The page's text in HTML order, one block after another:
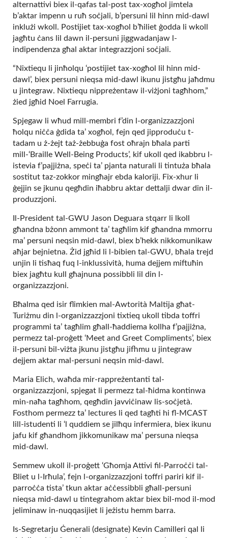
alternattivi biex il-qafas tal-post tax-xogħol jimtela
b’aktar impenn u ruħ soċjali, b’persuni lil hinn mid-dawl
inklużi wkoll. Postijiet tax-xogħol b’ħiliet ġodda li wkoll
jagħtu ċans lil dawn il-persuni jiggwadanjaw l-
indipendenza għal aktar integrazzjoni soċjali.
“Nixtiequ li jinħolqu ‘postijiet tax-xogħol lil hinn mid-
dawl’, biex persuni nieqsa mid-dawl ikunu jistgħu jaħdmu
u jintegraw. Nixtiequ nippreżentaw il-viżjoni tagħhom,”
żied jgħid Noel Farrugia.
Spjegaw li wħud mill-membri f’din l-organizzazzjoni
ħolqu niċċa ġdida ta’ xogħol, fejn qed jipproduċu t-
tadam u ż-żejt taż-żebbuġa fost oħrajn bħala parti
mill-‘Braille Well-Being Products’, kif ukoll qed ikabbru l-
istevia f’pajjiżna, speċi ta’ pjanta naturali li tintuża bħala
sostitut taz-zokkor mingħajr ebda kaloriji. Fix-xhur li
ġejjin se jkunu qegħdin iħabbru aktar dettalji dwar din il-
produzzjoni.
Il-President tal-GWU Jason Deguara stqarr li lkoll
għandna bżonn ammont ta’ tagħlim kif għandna mmorru
ma’ persuni neqsin mid-dawl, biex b’hekk nikkomunikaw
aħjar bejnietna. Żid jgħid li l-bibien tal-GWU, bħala trejd
unjin li tisħaq fuq l-inklussività, huma dejjem miftuħin
biex jagħtu kull għajnuna possibbli lil din l-
organizzazzjoni.
Bħalma qed isir flimkien mal-Awtorità Maltija għat-
Turiżmu din l-organizzazzjoni tixtieq ukoll tibda toffri
programmi ta’ tagħlim għall-ħaddiema kollha f’pajjiżna,
permezz tal-proġett ‘Meet and Greet Compliments’, biex
il-persuni bil-viżta jkunu jistgħu jifhmu u jintegraw
dejjem aktar mal-persuni neqsin mid-dawl.
Maria Elich, waħda mir-rappreżentanti tal-
organizzazzjoni, spjegat li permezz tal-ħidma kontinwa
min-naħa tagħhom, qegħdin javviċinaw lis-soċjetà.
Fosthom permezz ta’ lectures li qed tagħti hi fl-MCAST
lill-istudenti li ‘l quddiem se jilħqu infermiera, biex ikunu
jafu kif għandhom jikkomunikaw ma’ persuna nieqsa
mid-dawl.
Semmew ukoll il-proġett ‘Għomja Attivi fil-Parroċċi tal-
Bliet u l-Irħula’, fejn l-organizzazzjoni toffri pariri kif il-
parroċċa tista’ tkun aktar aċċessibbli għall-persuni
nieqsa mid-dawl u tintegrahom aktar biex bil-mod il-mod
jeliminaw in-nuqqasijiet li jeżistu hemm barra.
Is-Segretarju Ġenerali (designate) Kevin Camilleri qal li